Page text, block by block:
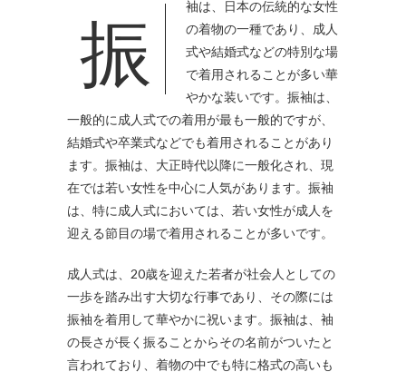
振袖は、日本の伝統的な女性
の着物の一種であり、成人
式や結婚式などの特別な場
で着用されることが多い華
やかな装いです。 振袖は、
一般的に成人式での着用が最も一般的ですが、
結婚式や卒業式などでも着用されることがあり
ます。振袖は、大正時代以降に一般化され、現
在では若い女性を中心に人気があります。振袖
は、特に成人式においては、若い女性が成人を
迎える節目の場で着用されることが多いです。
成人式は、20歳を迎えた若者が社会人としての
一歩を踏み出す大切な行事であり、その際には
振袖を着用して華やかに祝います。振袖は、袖
の長さが長く振ることからその名前がついたと
言われており、着物の中でも特に格式の高いも